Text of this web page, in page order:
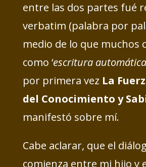
entre las dos partes fué
verbatim (palabra por
medio de lo que muchos
como ‘escritura automática
por primera vez La
del Conocimiento y
manifestó sobre mí.
Cabe aclarar, que el
comienza entre mi hijo y